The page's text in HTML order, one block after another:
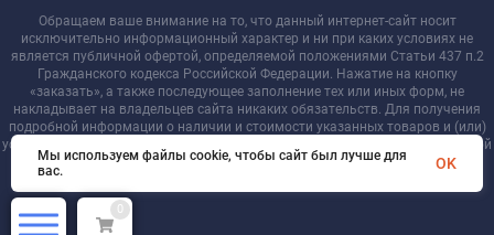
Обращаем ваше внимание на то, что данный интернет-сайт носит
исключительно информационный характер и ни при каких условиях не
является публичной офертой, определяемой положениями Статьи 437 п.2
Гражданского кодекса Российской Федерации. Нажатие на кнопку
«заказать», а также последующее заполнение тех или иных форм, не
накладывает на владельцев сайта никаких обязательств. Для получения
подробной информации о наличии и стоимости указанных товаров и (или)
услуг, пожалуйста, обращайтесь к менеджеру сайта с помощью специальной
формы связи или по телефону +7 921 755-09-90
0
Мы используем файлы cookie, чтобы сайт был лучше для
вас.
OK